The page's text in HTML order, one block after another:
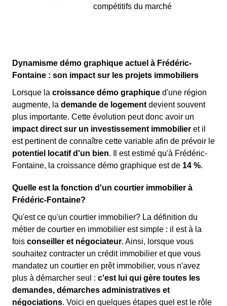
compétitifs du marché
Dynamisme démo graphique actuel à Frédéric-
Fontaine : son impact sur les projets immobiliers
Lorsque la croissance démo graphique d'une région
augmente, la demande de logement devient souvent
plus importante. Cette évolution peut donc avoir un
impact direct sur un investissement immobilier et il
est pertinent de connaître cette variable afin de prévoir le
potentiel locatif d'un bien. Il est estimé qu'à Frédéric-
Fontaine, la croissance démo graphique est de 14 %.
Quelle est la fonction d'un courtier immobilier à
Frédéric-Fontaine?
Qu'est ce qu'un courtier immobilier? La définition du
métier de courtier en immobilier est simple : il est à la
fois conseiller et négociateur. Ainsi, lorsque vous
souhaitez contracter un crédit immobilier et que vous
mandatez un courtier en prêt immobilier, vous n'avez
plus à démarcher seul : c'est lui qui gère toutes les
demandes, démarches administratives et
négociations. Voici en quelques étapes quel est le rôle